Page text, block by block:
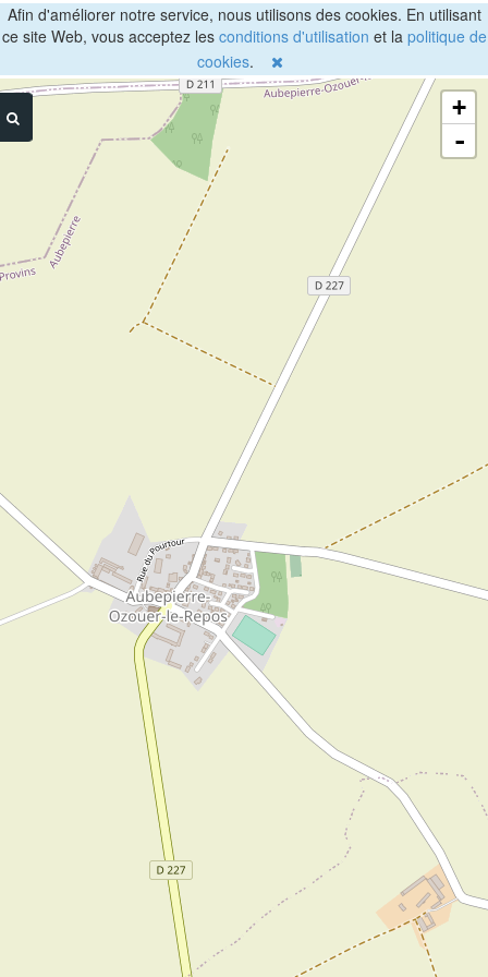
Afin d'améliorer notre service, nous utilisons des cookies. En utilisant
ce site Web, vous acceptez les conditions d'utilisation et la politique de
cookies.
+
-